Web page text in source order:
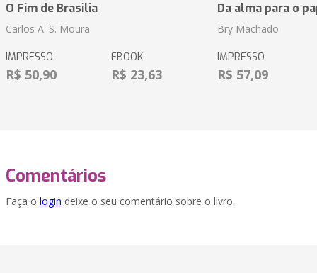
O Fim de Brasilia
Carlos A. S. Moura
IMPRESSO
R$ 50,90
EBOOK
R$ 23,63
Da alma para o
Bry Machado
IMPRESSO
R$ 57,09
Comentários
Faça o login deixe o seu comentário sobre o livro.